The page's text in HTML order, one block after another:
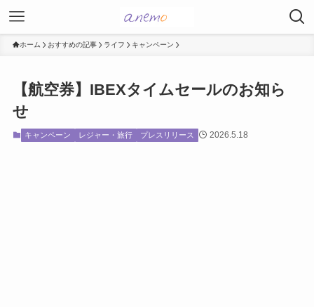
ホーム おすすめの記事 ライフ キャンペーン
【航空券】IBEXタイムセールのお知ら
せ
キャンペーン レジャー・旅行 プレスリリース 2026.5.18